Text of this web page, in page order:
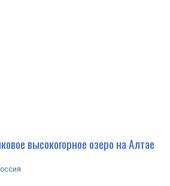
высокогорное озеро на Алтае